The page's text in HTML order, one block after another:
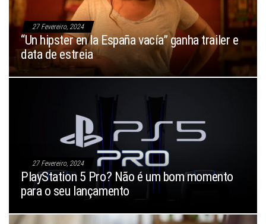
27 Fevereiro, 2024
“Un hipster en la España vacía” ganha trailer e
data de estreia
27 Fevereiro, 2024
PlayStation 5 Pro? Não é um bom momento
para o seu lançamento